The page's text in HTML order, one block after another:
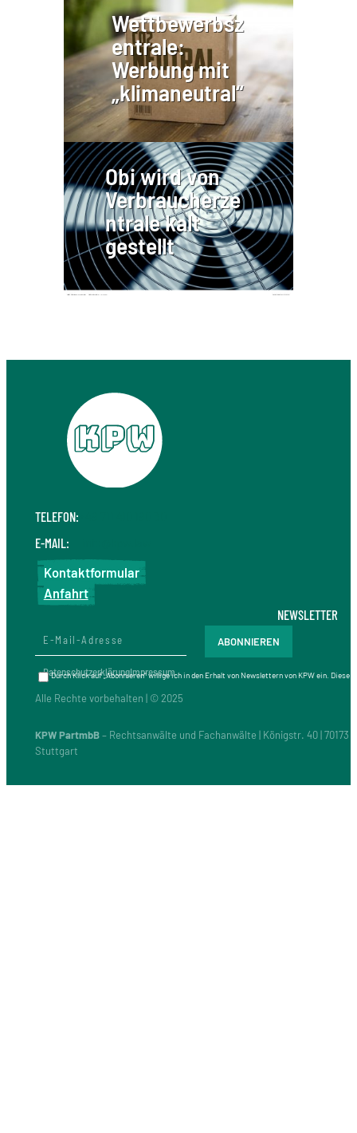
Wettbewerbsz
entrale:
Werbung mit
„klimaneutral“
Obi wird von
Verbraucherze
ntrale kalt
gestellt
TELEFON:
E-MAIL:
Kontaktformular
Anfahrt
DatenschutzerklärungImpressum
Alle Rechte vorbehalten | © 2025
KPW PartmbB– Rechtsanwälte und Fachanwälte | Königstr. 40 | 70173
Stuttgart
NEWSLETTER
Durch Klick auf „Abonnieren“ willige ich in den Erhalt von Newslettern von KPW ein.